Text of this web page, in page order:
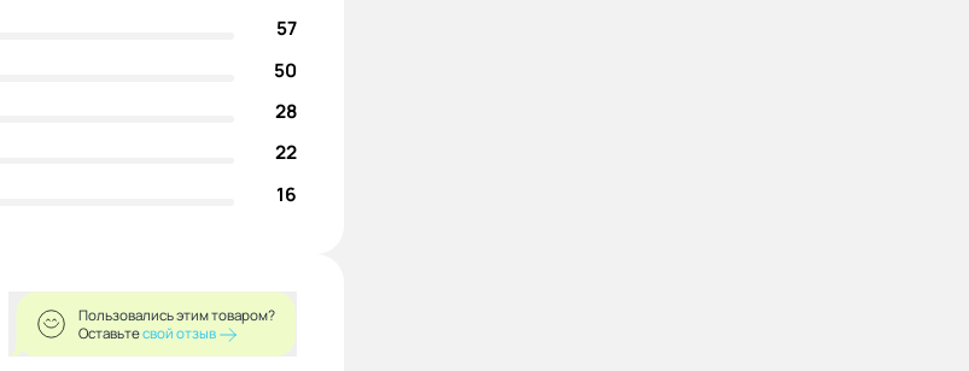
57
50
28
22
16
Пользовались этим товаром?
Оставьтесвой отзыв